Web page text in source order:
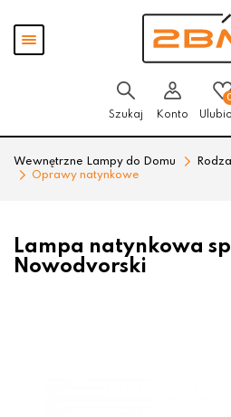
Pokaż
menu
Szukaj Konto
Wewnętrzne Lampy do Domu
Oprawy natynkowe
Lampa natynkowa
Nowodvorski